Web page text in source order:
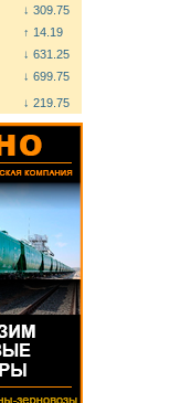
↓ 309.75
↑ 14.19
↓ 631.25
↓ 699.75
↓ 219.75